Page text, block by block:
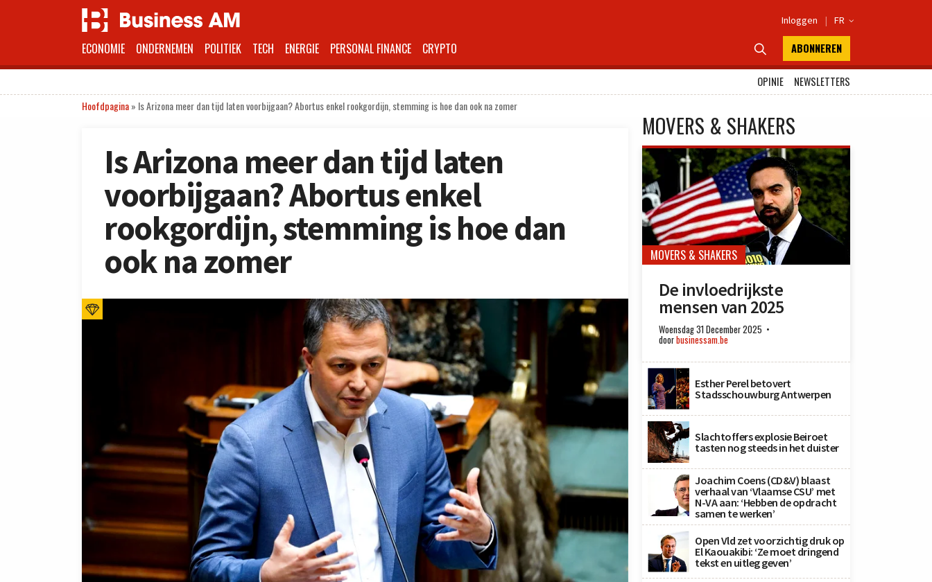
Inloggen | FR 
ECONOMIE ONDERNEMEN POLITIEK TECH ENERGIE PERSONAL FINANCE CRYPTO  ABONNEREN
OPINIE
NEWSLETTERS
Hoofdpagina» Is Arizona meer dan tijd laten voorbijgaan? Abortus enkel rookgordijn, stemming is hoe dan ook na zomer
Is Arizona meer dan tijd laten
voorbijgaan? Abortus enkel
rookgordijn, stemming is hoe dan
ook na zomer
MOVERS & SHAKERS
MOVERS & SHAKERS
De invloedrijkste
mensen van 2025
Woensdag 31 December 2025
doorbusinessam.be
Esther Perel betovert
Stadsschouwburg Antwerpen
Slachtoffers explosie Beiroet
tasten nog steeds in het duister
Joachim Coens (CD&V) blaast
verhaal van ‘Vlaamse CSU’ met
N-VA aan: ‘Hebben de opdracht
samen te werken’
Open Vld zet voorzichtig druk op
El Kaouakibi: ‘Ze moet dringend
tekst en uitleg geven’